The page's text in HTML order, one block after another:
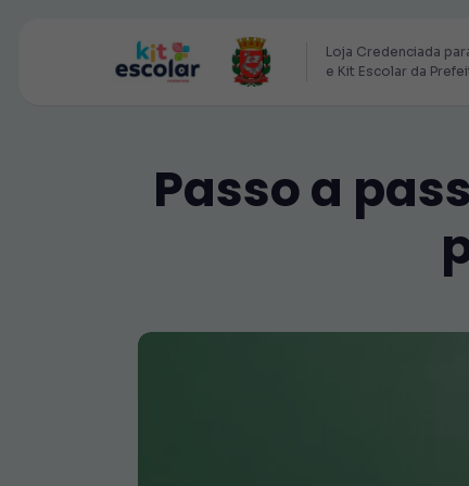
Loja Credenciada
e Kit Escolar da
Passo a